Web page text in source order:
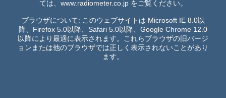
ては、 www.radiometer.co.jpをご覧ください。
ブラウザについて: このウェブサイトは Microsoft IE 8.0以
降、Firefox 5.0以降、Safari 5.0以降、Google Chrome 12.0
以降により最適に表示されます。これらブラウザの旧バージ
ョンまたは他のブラウザでは正しく表示されないことがあり
ます。